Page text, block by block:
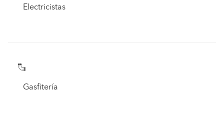
Electricistas
Gasfitería